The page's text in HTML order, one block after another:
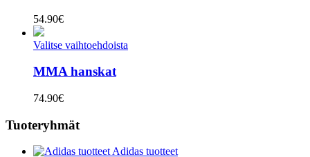
54.90€
Valitse vaihtoehdoista
MMA hanskat
74.90€
Tuoteryhmät
Adidas tuotteet